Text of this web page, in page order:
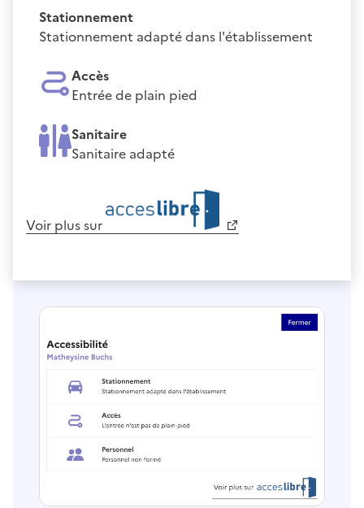
Stationnement
Stationnement adapté dans l'établissement
Accès
Entrée de plain pied
Sanitaire
Sanitaire adapté
Voir plus sur